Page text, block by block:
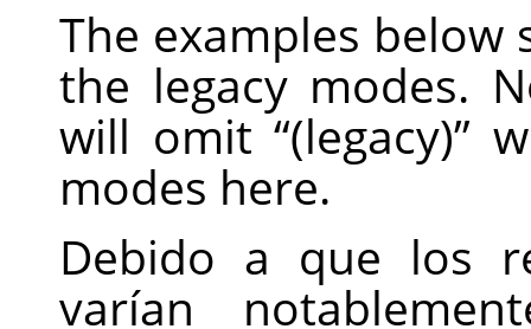
The examples below
the legacy modes.
will omit“(legacy)”
modes here.
Debido a que los
varían